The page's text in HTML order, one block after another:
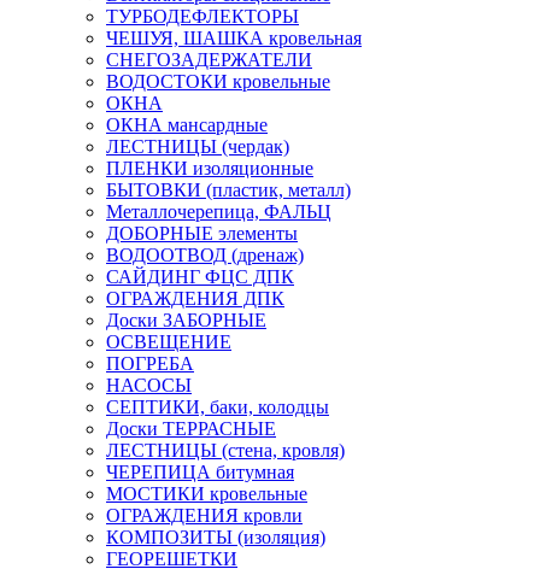
ТУРБОДЕФЛЕКТОРЫ
ЧЕШУЯ, ШАШКА кровельная
СНЕГОЗАДЕРЖАТЕЛИ
ВОДОСТОКИ кровельные
ОКНА
ОКНА мансардные
ЛЕСТНИЦЫ (чердак)
ПЛЕНКИ изоляционные
БЫТОВКИ (пластик, металл)
Металлочерепица, ФАЛЬЦ
ДОБОРНЫЕ элементы
ВОДООТВОД (дренаж)
САЙДИНГ ФЦС ДПК
ОГРАЖДЕНИЯ ДПК
Доски ЗАБОРНЫЕ
ОСВЕЩЕНИЕ
ПОГРЕБА
НАСОСЫ
СЕПТИКИ, баки, колодцы
Доски ТЕРРАСНЫЕ
ЛЕСТНИЦЫ (стена, кровля)
ЧЕРЕПИЦА битумная
МОСТИКИ кровельные
ОГРАЖДЕНИЯ кровли
КОМПОЗИТЫ (изоляция)
ГЕОРЕШЕТКИ